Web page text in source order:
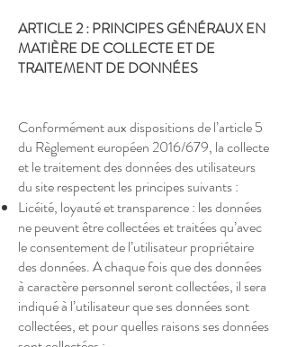
ARTICLE 2 : PRINCIPES GÉNÉRAUX EN
MATIÈRE DE COLLECTE ET DE
TRAITEMENT DE DONNÉES
Conformément aux dispositions de l’article 5
du Règlement européen 2016/679, la collecte
et le traitement des données des utilisateurs
du site respectent les principes suivants :
Licéité, loyauté et transparence : les données
ne peuvent être collectées et traitées qu’avec
le consentement de l’utilisateur propriétaire
des données. A chaque fois que des données
à caractère personnel seront collectées, il sera
indiqué à l’utilisateur que ses données sont
collectées, et pour quelles raisons ses données